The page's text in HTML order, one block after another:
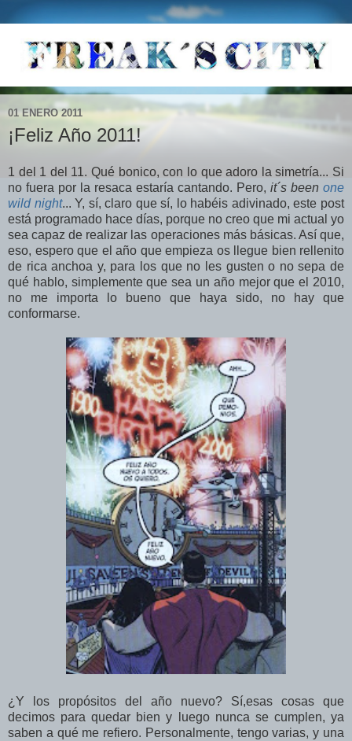
01 ENERO 2011
¡Feliz Año 2011!
1 del 1 del 11. Qué bonico, con lo que adoro la simetría... Si
no fuera por la resaca estaría cantando. Pero, it´s been one
wild night... Y, sí, claro que sí, lo habéis adivinado, este post
está programado hace días, porque no creo que mi actual yo
sea capaz de realizar las operaciones más básicas. Así que,
eso, espero que el año que empieza os llegue bien rellenito
de rica anchoa y, para los que no les gusten o no sepa de
qué hablo, simplemente que sea un año mejor que el 2010,
no me importa lo bueno que haya sido, no hay que
conformarse.
¿Y los propósitos del año nuevo? Sí,esas cosas que
decimos para quedar bien y luego nunca se cumplen, ya
saben a qué me refiero. Personalmente, tengo varias, y una